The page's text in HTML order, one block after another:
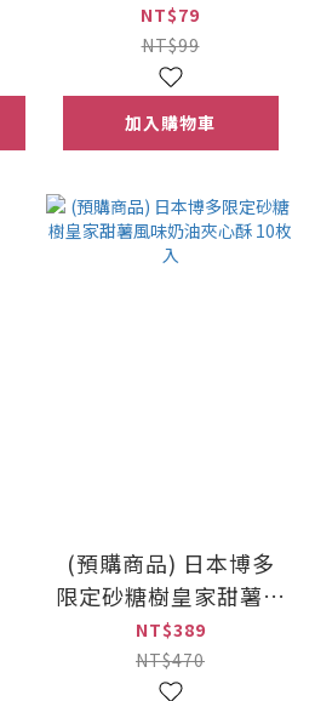
NT$79
NT$99
加入購物車
(預購商品) 日本博多
限定砂糖樹皇家甜薯風
味奶油夾心酥 10枚入
NT$389
NT$470